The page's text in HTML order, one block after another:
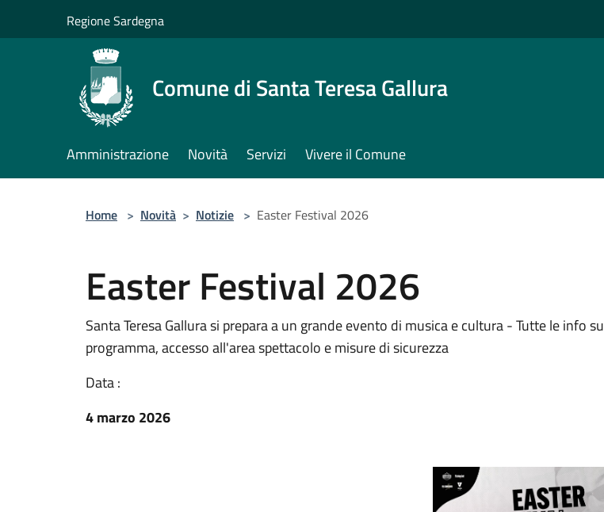
Regione Sardegna
Comune di Santa Teresa Gallura
Amministrazione Novità Servizi Vivere il Comune
Home > Novità > Notizie > Easter Festival 2026
Easter Festival 2026
Santa Teresa Gallura si prepara a un grande evento di musica e cultura - Tutte le info su
programma, accesso all'area spettacolo e misure di sicurezza
Data :
4 marzo 2026